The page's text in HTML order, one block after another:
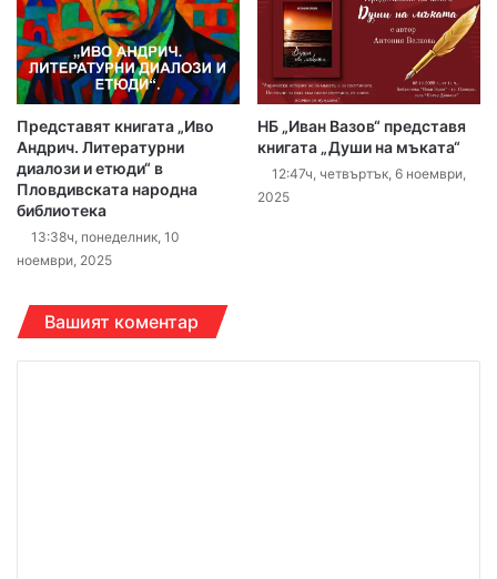
Представят книгата „Иво
Андрич. Литературни
диалози и етюди“ в
Пловдивската народна
библиотека
13:38ч, понеделник, 10
ноември, 2025
НБ „Иван Вазов“ представя
книгата „Души на мъката“
12:47ч, четвъртък, 6 ноември,
2025
Вашият коментар